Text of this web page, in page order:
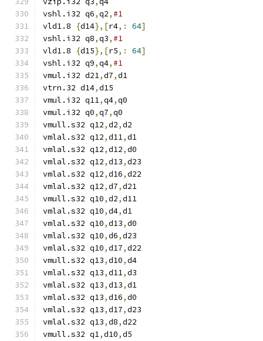
vshl.i32 q6,q2, #1
vld1.8
{d14},[r4,: 64]
vshl.i32 q8,q3, #1
vld1.8
{d15},[r5,: 64]
vshl.i32 q9,q4, #1
vmul.i32 d21,d7,d1
vtrn.32 d14,d15
vmul.i32 q11,q4,q0
vmul.i32 q0,q7,q0
vmull.s32 q12,d2,d2
vmlal.s32 q12,d11,d1
vmlal.s32 q12,d12,d0
vmlal.s32 q12,d13,d23
vmlal.s32 q12,d16,d22
vmlal.s32 q12,d7,d21
vmull.s32 q10,d2,d11
vmlal.s32 q10,d4,d1
vmlal.s32 q10,d13,d0
vmlal.s32 q10,d6,d23
vmlal.s32 q10,d17,d22
vmull.s32 q13,d10,d4
vmlal.s32 q13,d11,d3
vmlal.s32 q13,d13,d1
vmlal.s32 q13,d16,d0
vmlal.s32 q13,d17,d23
vmlal.s32 q13,d8,d22
vmull.s32 q1,d10,d5